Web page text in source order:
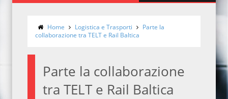
Home Logistica e Trasporti
Parte la
collaborazione tra TELT e Rail Baltica
Parte la collaborazione
tra TELT e Rail Baltica